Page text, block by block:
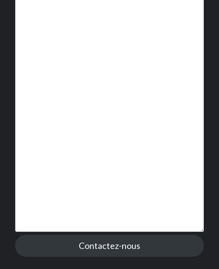
Contactez-nous